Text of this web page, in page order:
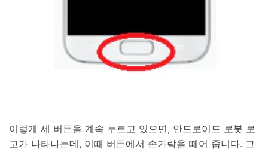
이렇게 세 버튼을 계속 누르고 있으면, 안드로이드 로봇 로
고가 나타나는데, 이때 버튼에서 손가락을 떼어 줍니다. 그